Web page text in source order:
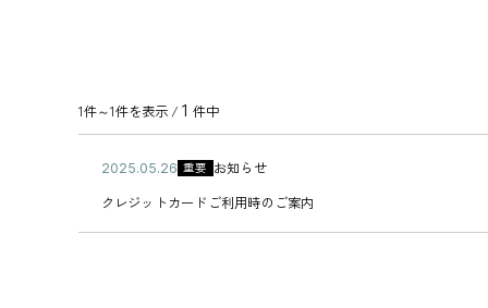
1件～1件を表示 / 1 件中
クレジットカードご利用時のご案内
公
日
2
2
カ
テ
リ
重要 お知らせ
ク
レ
ジ